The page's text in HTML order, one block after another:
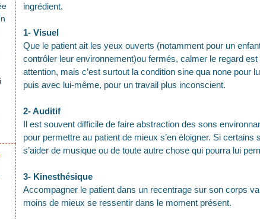
ingrédient.
1- Visuel
Que le patient ait les yeux ouverts (notamment pour un
contrôler leur environnement)ou fermés, calmer le regard
attention, mais c’est surtout la condition sine qua none pour
puis avec lui-même, pour un travail plus inconscient.
2- Auditif
Il est souvent difficile de faire abstraction des sons
pour permettre au patient de mieux s’en éloigner. Si
s’aider de musique ou de toute autre chose qui pourra lui
3- Kinesthésique
Accompagner le patient dans un recentrage sur son corps
moins de mieux se ressentir dans le moment présent.